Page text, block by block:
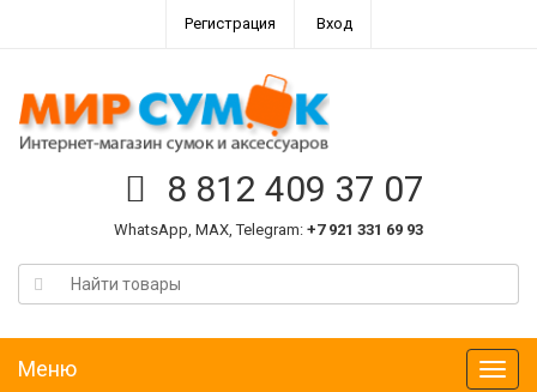
Регистрация Вход
8 812 409 37 07
WhatsApp, MAX, Telegram: +7 921 331 69 93
Меню
Меню